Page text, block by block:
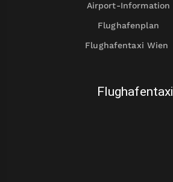
Airport-Information
Flughafenplan
Flughafentaxi Wien
Flughafentaxi